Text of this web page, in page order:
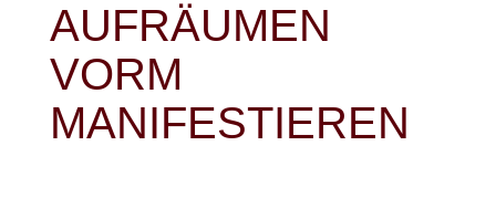
AUFRÄUMEN
VORM
MANIFESTIEREN